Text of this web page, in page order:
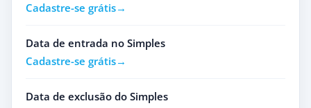
Cadastre-se grátis
Data de entrada no Simples
Cadastre-se grátis
Data de exclusão do Simples